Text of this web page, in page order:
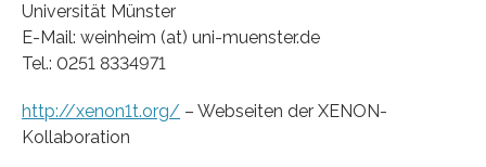
Universität Münster
E-Mail: weinheim (at) uni-muenster.de
Tel.: 0251 8334971
http://xenon1t.org/ – Webseiten der XENON-
Kollaboration